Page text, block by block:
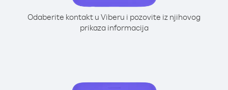
Odaberite kontakt u Viberu i pozovite iz njihovog
prikaza informacija